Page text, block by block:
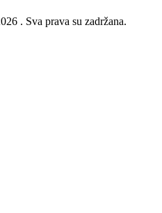
. Sva prava su zadržana.